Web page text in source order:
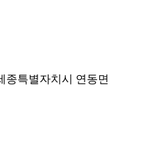
종특별자치시 연동면